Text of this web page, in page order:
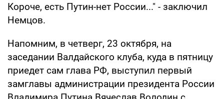
Короче, есть Путин-нет России..." - заключил
Немцов.
Напомним, в четверг, 23 октября, на
заседании Валдайского клуба, куда в пятницу
приедет сам глава РФ, выступил первый
замглавы администрации президента России